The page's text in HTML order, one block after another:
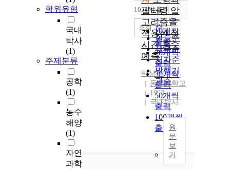
학위유형
국내
박사
(1)
주제분류
공학
(1)
농수
해양
(1)
자연
과학
순
인기도
순
연도순
제목순
저자순
발행기
관순
내림차순
10개씩 출력
10개씩
출력
20개씩
출력
30개씩
출력
50개씩
출력
100개씩
출력
조회
필터링 알
고리즘을
적용한 실
시간 홍수
예측
박상우
동국대학교
1993
국내박사
원
문
보
기